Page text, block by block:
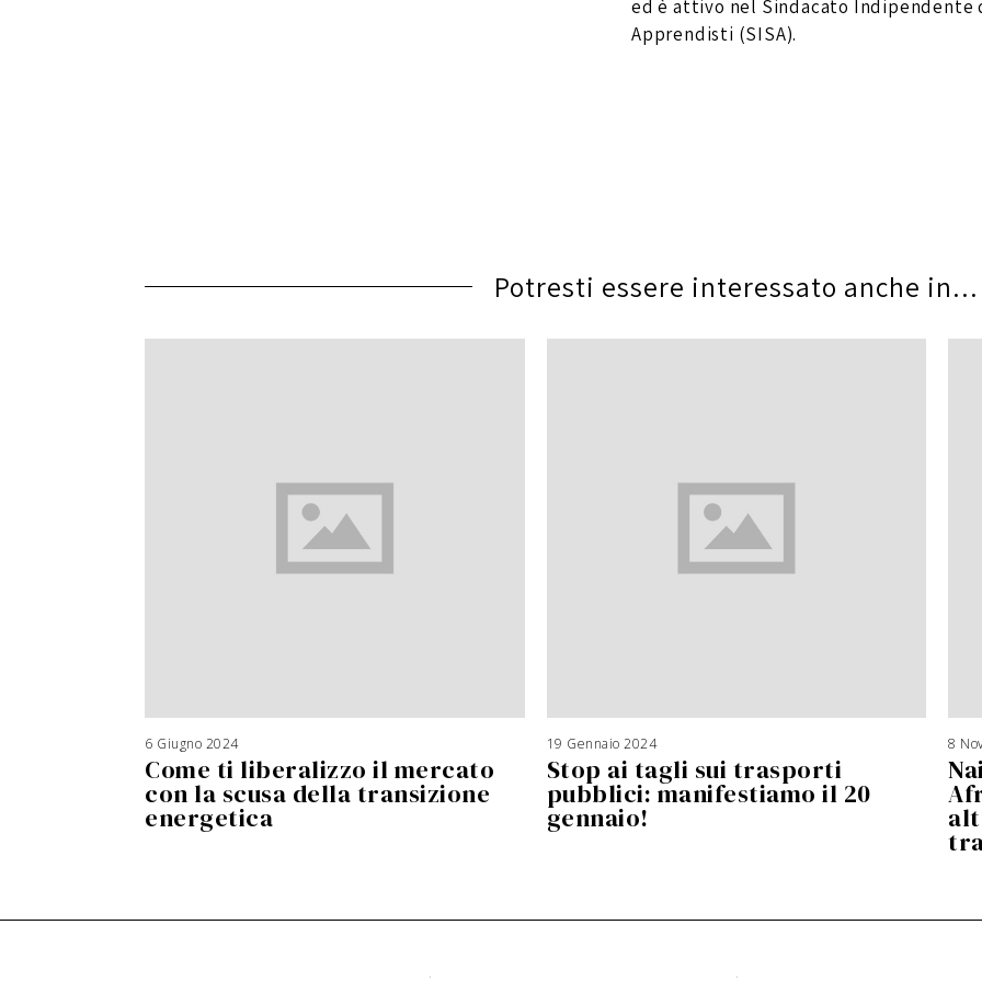
ed è attivo nel Sindacato Indipendente
Apprendisti (SISA).
Potresti essere interessato anche in...
6 Giugno 2024
Come ti liberalizzo il mercato
con la scusa della transizione
energetica
19 Gennaio 2024
Stop ai tagli sui trasporti
pubblici: manifestiamo il 20
gennaio!
8